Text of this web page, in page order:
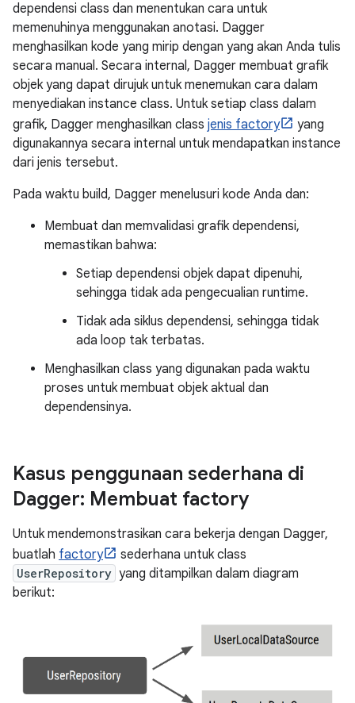
dependensi class dan menentukan cara untuk
memenuhinya menggunakan anotasi. Dagger
menghasilkan kode yang mirip dengan yang akan Anda tulis
secara manual. Secara internal, Dagger membuat grafik
objek yang dapat dirujuk untuk menemukan cara dalam
menyediakan instance class. Untuk setiap class dalam
grafik, Dagger menghasilkan class jenis factory
yang
digunakannya secara internal untuk mendapatkan instance
dari jenis tersebut.
Pada waktu build, Dagger menelusuri kode Anda dan:
Membuat dan memvalidasi grafik dependensi,
memastikan bahwa:
Setiap dependensi objek dapat dipenuhi,
sehingga tidak ada pengecualian runtime.
Tidak ada siklus dependensi, sehingga tidak
ada loop tak terbatas.
Menghasilkan class yang digunakan pada waktu
proses untuk membuat objek aktual dan
dependensinya.
Kasus penggunaan sederhana di
Dagger: Membuat factory
Untuk mendemonstrasikan cara bekerja dengan Dagger,
buatlah factory sederhana untuk class
UserRepository yang ditampilkan dalam diagram
berikut: